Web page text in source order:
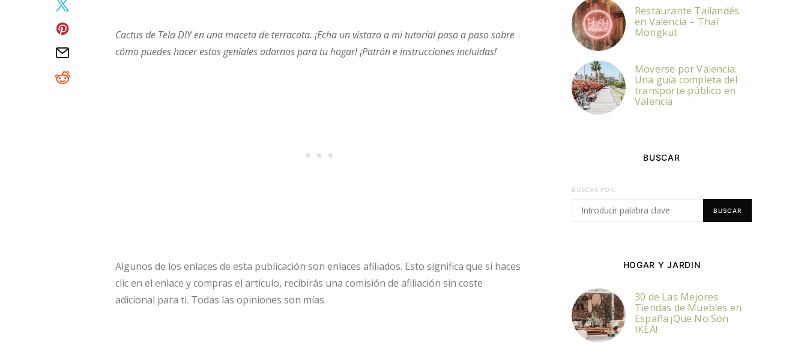
Cactus de Tela DIY en una maceta de terracota. ¡Echa un vistazo a mi tutorial paso a paso sobre
cómo puedes hacer estos geniales adornos para tu hogar! ¡Patrón e instrucciones incluidas!
Algunos de los enlaces de esta publicación son enlaces afiliados. Esto significa que si haces
clic en el enlace y compras el artículo, recibirás una comisión de afiliación sin coste
adicional para ti. Todas las opiniones son mías.
Restaurante Tailandés
en Valencia – Thai
Mongkut
Moverse por Valencia:
Una guía completa del
transporte público en
Valencia
BUSCAR
BUSCAR POR:
BUSCAR
HOGAR Y JARDIN
30 de Las Mejores
Tiendas de Muebles en
España ¡Que No Son
IKEA!